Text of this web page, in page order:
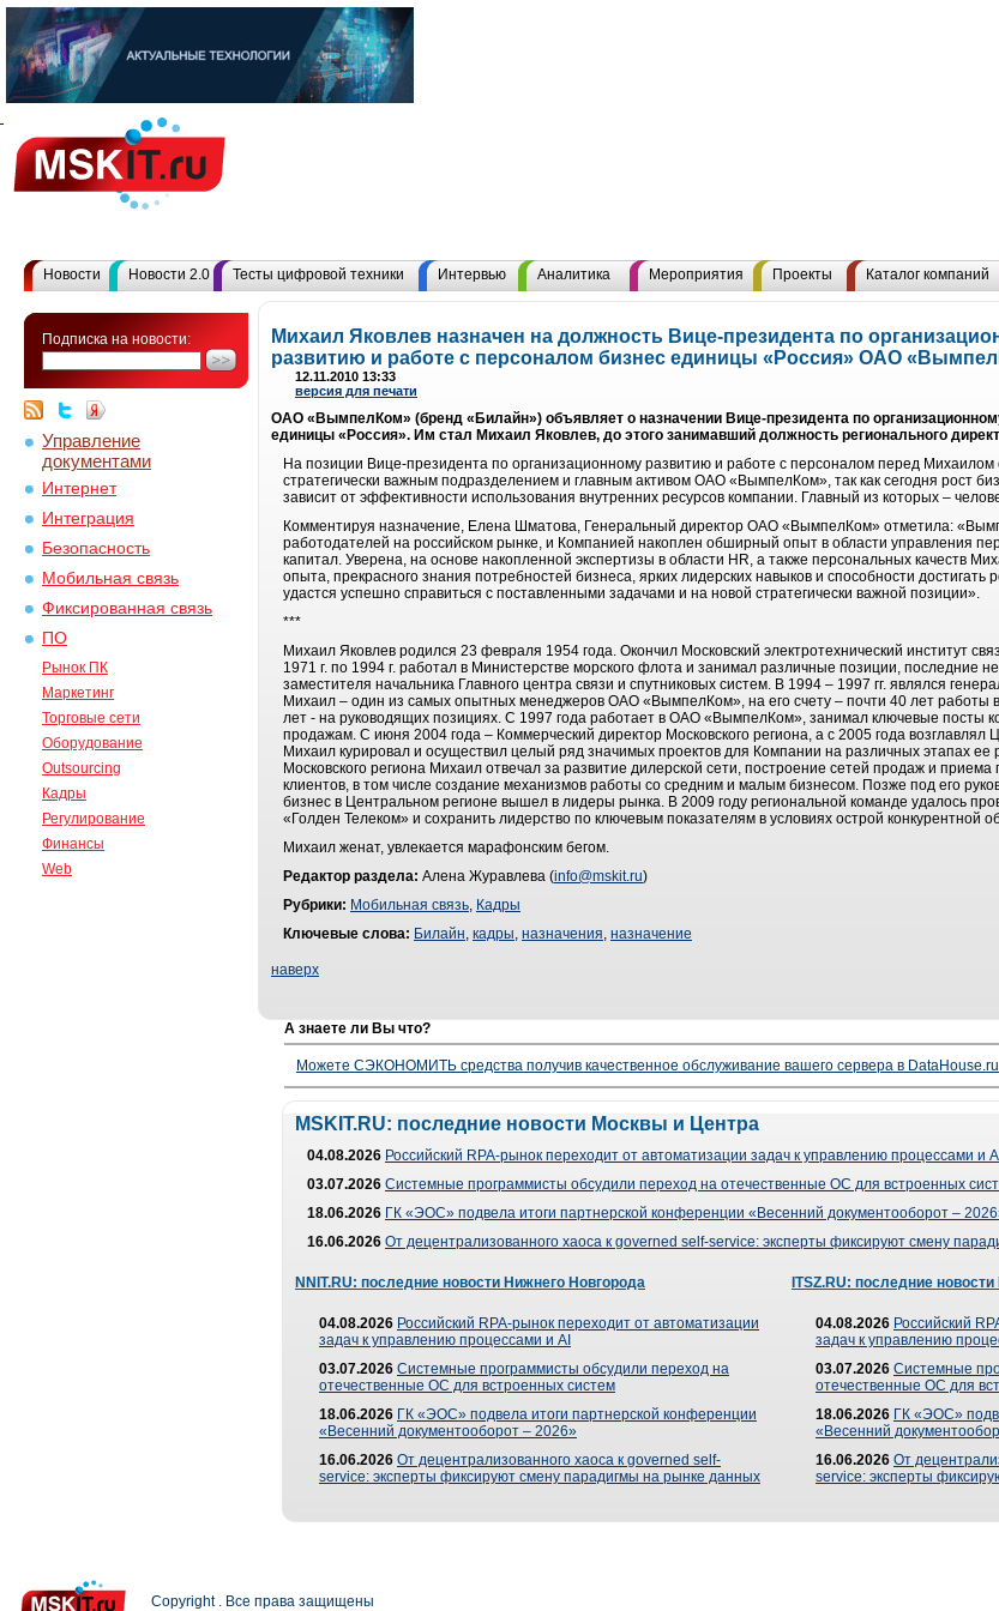
Новости Новости 2.0 Тесты цифровой техники Интервью Аналитика Мероприятия Проекты Каталог компаний
Подписка на новости:
Управление
документами
Интернет
Интеграция
Безопасность
Мобильная связь
Фиксированная связь
ПО
Рынок ПК
Маркетинг
Торговые сети
Оборудование
Outsourcing
Кадры
Регулирование
Финансы
Web
Михаил Яковлев назначен на должность Вице-президента по
развитию и работе с персоналом бизнес единицы «Россия» ОАО
12.11.2010 13:33
версия для печати
ОАО «ВымпелКом» (бренд «Билайн») объявляет о назначении Вице-президента по
единицы «Россия». Им стал Михаил Яковлев, до этого занимавший должность регионального
На позиции Вице-президента по организационному развитию и работе с персоналом перед Михаилом
стратегически важным подразделением и главным активом ОАО «ВымпелКом», так как сегодня рост
зависит от эффективности использования внутренних ресурсов компании. Главный из которых –
Комментируя назначение, Елена Шматова, Генеральный директор ОАО «ВымпелКом» отметила:
работодателей на российском рынке, и Компанией накоплен обширный опыт в области управления
капитал. Уверена, на основе накопленной экспертизы в области HR, а также персональных качеств
опыта, прекрасного знания потребностей бизнеса, ярких лидерских навыков и способности достигать
удастся успешно справиться с поставленными задачами и на новой стратегически важной позиции».
***
Михаил Яковлев родился 23 февраля 1954 года. Окончил Московский электротехнический институт
1971 г. по 1994 г. работал в Министерстве морского флота и занимал различные позиции, последние
заместителя начальника Главного центра связи и спутниковых систем. В 1994 – 1997 гг. являлся
Михаил – один из самых опытных менеджеров ОАО «ВымпелКом», на его счету – почти 40 лет работы
лет - на руководящих позициях. С 1997 года работает в ОАО «ВымпелКом», занимал ключевые посты
продажам. С июня 2004 года – Коммерческий директор Московского региона, а с 2005 года
Михаил курировал и осуществил целый ряд значимых проектов для Компании на различных этапах ее
Московского региона Михаил отвечал за развитие дилерской сети, построение сетей продаж и
клиентов, в том числе создание механизмов работы со средним и малым бизнесом. Позже под его
бизнес в Центральном регионе вышел в лидеры рынка. В 2009 году региональной команде удалось
«Голден Телеком» и сохранить лидерство по ключевым показателям в условиях острой конкурентной
Михаил женат, увлекается марафонским бегом.
Редактор раздела: Алена Журавлева (info@mskit.ru)
Рубрики: Мобильная связь, Кадры
Ключевые слова: Билайн, кадры, назначения, назначение
наверх
А знаете ли Вы что?
Можете СЭКОНОМИТЬ средства получив качественное обслуживание вашего сервера в
MSKIT.RU: последние новости Москвы и Центра
04.08.2026 Российский RPA-рынок переходит от автоматизации задач к управлению процессами и AI
03.07.2026 Системные программисты обсудили переход на отечественные ОС для встроенных
18.06.2026 ГК «ЭОС» подвела итоги партнерской конференции «Весенний документооборот –
16.06.2026 От децентрализованного хаоса к governed self-service: эксперты фиксируют смену
NNIT.RU: последние новости Нижнего Новгорода
04.08.2026 Российский RPA-рынок переходит от автоматизации
задач к управлению процессами и AI
03.07.2026 Системные программисты обсудили переход на
отечественные ОС для встроенных систем
18.06.2026 ГК «ЭОС» подвела итоги партнерской конференции
«Весенний документооборот – 2026»
16.06.2026 От децентрализованного хаоса к governed self-
service: эксперты фиксируют смену парадигмы на рынке данных
ITSZ.RU: последние
04.08.2026 Российский
задач к управлению
03.07.2026 Системные
отечественные ОС для
18.06.2026 ГК «ЭОС»
«Весенний
16.06.2026 От
service: эксперты
Copyright . Все права защищены